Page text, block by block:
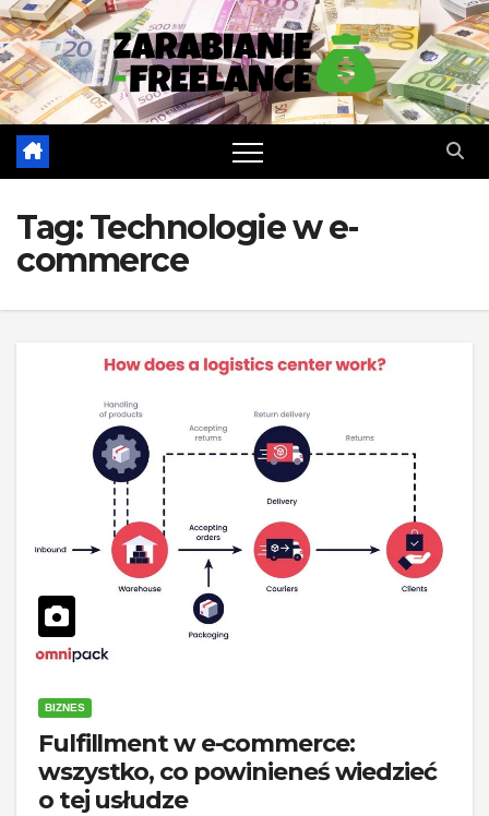
Skip
to
content
Tag:Technologie w e-
commerce
BIZNES
Fulfillment w e-commerce:
wszystko, co powinieneś wiedzieć
o tej usłudze